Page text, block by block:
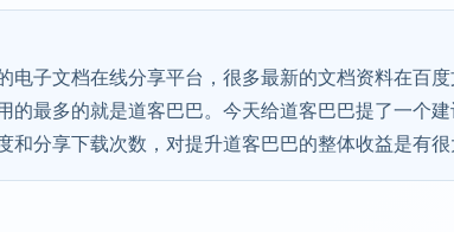
电子文档在线分享平台，很多最新的文档资料在百
的最多的就是道客巴巴。今天给道客巴巴提了一个
和分享下载次数，对提升道客巴巴的整体收益是有很